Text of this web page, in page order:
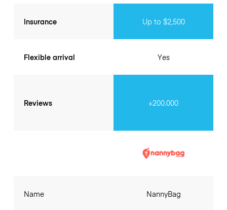
Insurance
Flexible arrival
Reviews
Up to $2,500
Yes
+200.000
Name NannyBag